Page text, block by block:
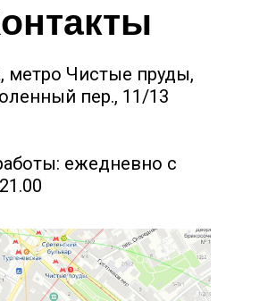
метро Чистые пруды,
пер., 11/13
ежедневно с